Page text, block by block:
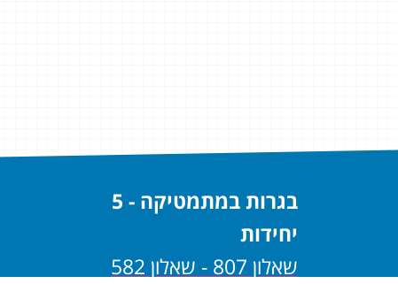
בגרות במתמטיקה - 5
יחידות
שאלון 807 - שאלון 582